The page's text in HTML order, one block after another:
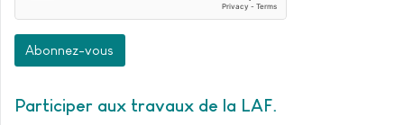
Abonnez-vous
Participer aux travaux de la LAF